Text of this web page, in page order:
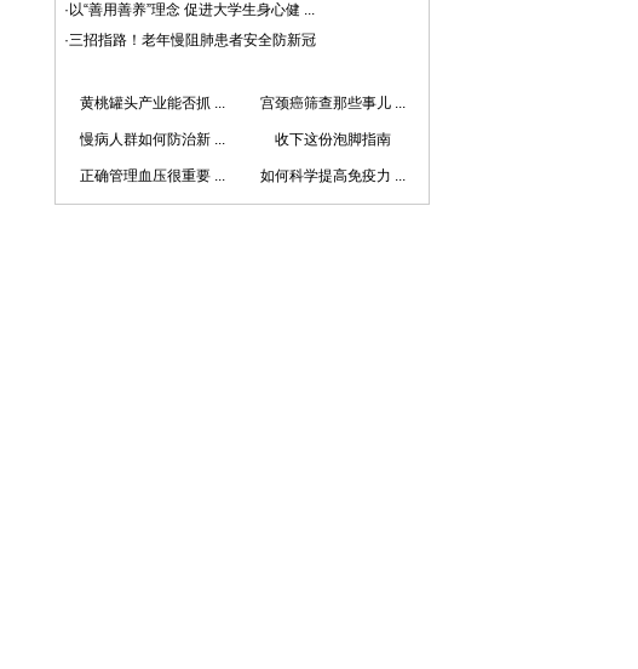
· 以“善用善养”理念 促进大学生身心健 ...
·三招指路！老年慢阻肺患者安全防新冠
黄桃罐头产业能否抓 ... 宫颈癌筛查那些事儿 ...
慢病人群如何防治新 ... 收下这份泡脚指南
正确管理血压很重要 ... 如何科学提高免疫力 ...